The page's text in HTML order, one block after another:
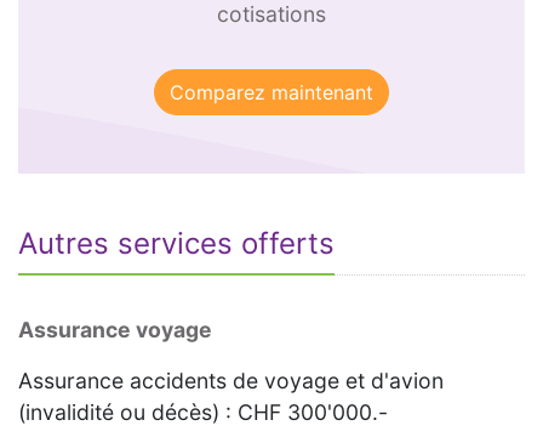
cotisations
Autres services offerts
Assurance voyage
Assurance accidents de voyage et d'avion
(invalidité ou décès) : CHF 300'000.-